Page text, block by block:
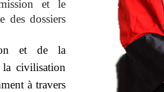
et le
des dossiers
et de la
civilisation
à travers